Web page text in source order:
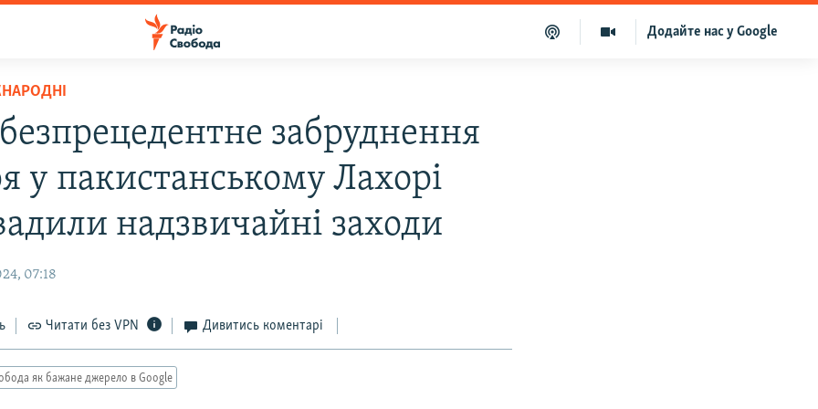
Додайте нас у Google
забруднення
у пакистанському Лахорі
надзвичайні заходи
07:18
Читати без VPN Дивитись коментарі
як бажане джерело в Google